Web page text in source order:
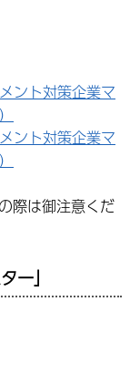
ント対策企業マ
ント対策企業マ
際は御注意くだ
ー」